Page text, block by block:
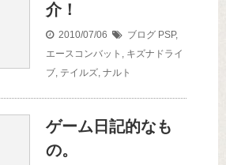
介！
2010/07/06 ブログ PSP,
エースコンバット , キズナドライ
ブ, テイルズ, ナルト
ゲーム日記的なも
の。